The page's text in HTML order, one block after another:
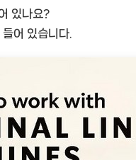
있나요?
어 있습니다.